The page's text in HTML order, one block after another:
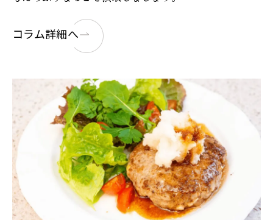
コラム詳細へ